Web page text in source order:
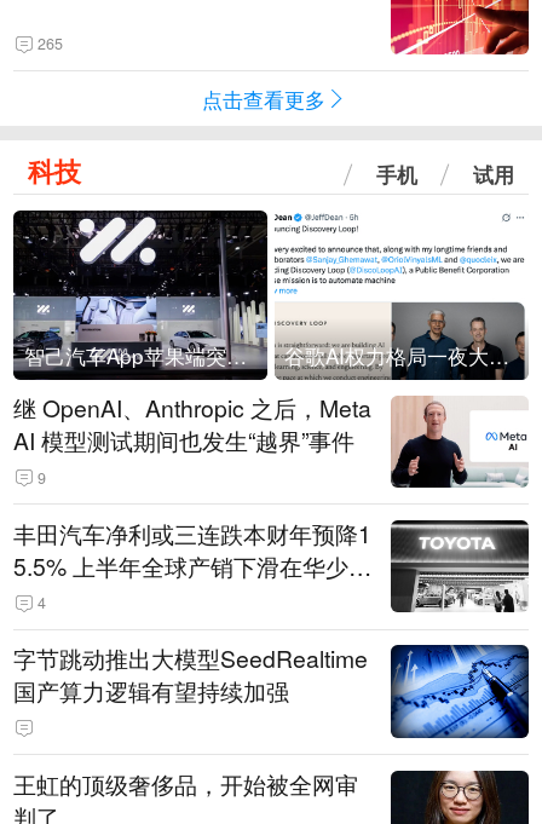
265
点击查看更多
科技 手机 试用
智己汽车App苹果端突然“下架” 谷歌AI权力格局一夜大洗牌
继 OpenAI、Anthropic 之后，Meta
AI 模型测试期间也发生“越界”事件
9
丰田汽车净利或三连跌本财年预降1
5.5% 上半年全球产销下滑在华少卖
14.3万辆
4
字节跳动推出大模型SeedRealtime
国产算力逻辑有望持续加强
王虹的顶级奢侈品，开始被全网审
判了